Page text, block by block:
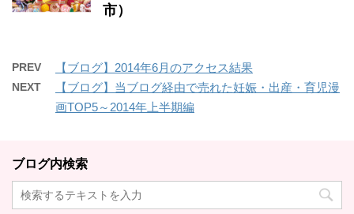
市）
PREV 【ブログ】2014年6月のアクセス結果
NEXT
【ブログ】当ブログ経由で売れた妊娠・出産・育児漫
画TOP5～2014年上半期編
ブログ内検索